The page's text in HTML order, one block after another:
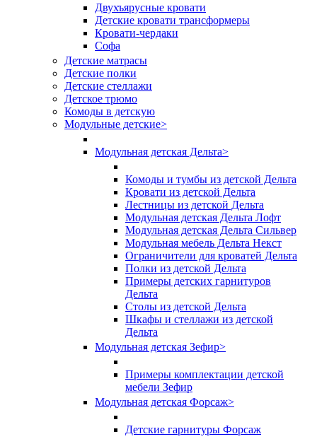
Двухъярусные кровати
Детские кровати трансформеры
Кровати-чердаки
Софа
Детские матрасы
Детские полки
Детские стеллажи
Детское трюмо
Комоды в детскую
Модульные детские>
Модульная детская Дельта>
Комоды и тумбы из детской Дельта
Кровати из детской Дельта
Лестницы из детской Дельта
Модульная детская Дельта Лофт
Модульная детская Дельта Сильвер
Модульная мебель Дельта Некст
Ограничители для кроватей Дельта
Полки из детской Дельта
Примеры детских гарнитуров
Дельта
Столы из детской Дельта
Шкафы и стеллажи из детской
Дельта
Модульная детская Зефир>
Примеры комплектации детской
мебели Зефир
Модульная детская Форсаж>
Детские гарнитуры Форсаж